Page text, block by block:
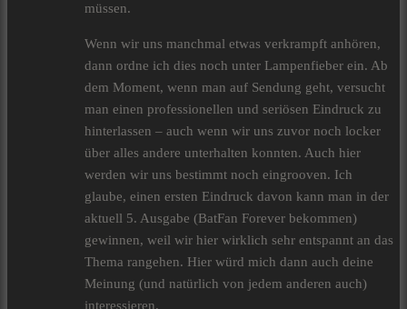
müssen.
Wenn wir uns manchmal etwas verkrampft anhören,
dann ordne ich dies noch unter Lampenfieber ein. Ab
dem Moment, wenn man auf Sendung geht, versucht
man einen professionellen und seriösen Eindruck zu
hinterlassen – auch wenn wir uns zuvor noch locker
über alles andere unterhalten konnten. Auch hier
werden wir uns bestimmt noch eingrooven. Ich
glaube, einen ersten Eindruck davon kann man in der
aktuell 5. Ausgabe (BatFan Forever bekommen)
gewinnen, weil wir hier wirklich sehr entspannt an das
Thema rangehen. Hier würd mich dann auch deine
Meinung (und natürlich von jedem anderen auch)
interessieren.